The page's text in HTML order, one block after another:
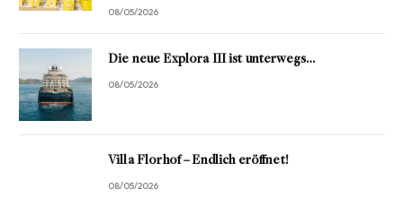
08/05/2026
Die neue Explora III ist unterwegs…
08/05/2026
Villa Florhof – Endlich eröffnet!
08/05/2026